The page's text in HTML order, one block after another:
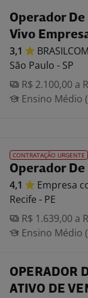
Operador
Vivo
3,1
BRASILCOM
São Paulo - SP
R$ 2.100,00 a
Ensino Médio
CONTRATAÇÃO URGENTE
Operador
4,1 Empresa
Recife - PE
R$ 1.639,00 a
Ensino Médio
OPERADOR
ATIVO DE